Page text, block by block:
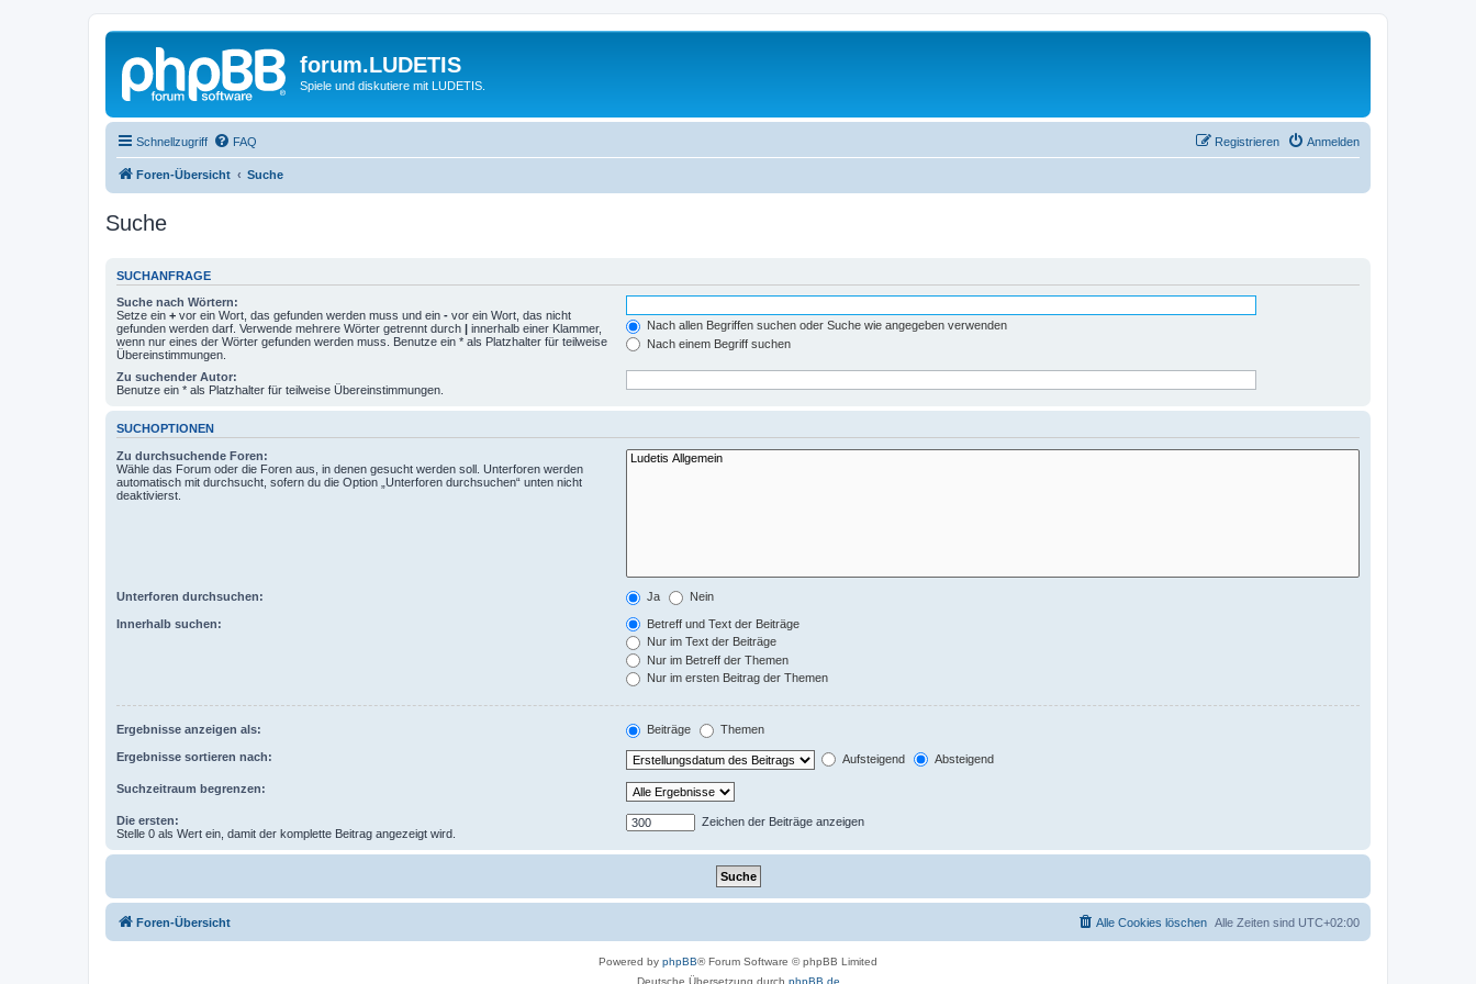
forum.LUDETIS
Spiele und diskutiere mit LUDETIS.
Schnellzugriff FAQ Anmelden
Registrieren
Foren-Übersicht Suche
Suche
SUCHANFRAGE
Suche nach Wörtern:
Setze ein + vor ein Wort, das gefunden werden muss und ein - vor ein Wort, das nicht
gefunden werden darf. Verwende mehrere Wörter getrennt durch | innerhalb einer Klammer,
wenn nur eines der Wörter gefunden werden muss. Benutze ein * als Platzhalter für teilweise
Übereinstimmungen.
Nach allen Begriffen suchen oder Suche wie angegeben verwenden
Nach einem Begriff suchen
Zu suchender Autor:
Benutze ein * als Platzhalter für teilweise Übereinstimmungen.
SUCHOPTIONEN
Zu durchsuchende Foren:
Wähle das Forum oder die Foren aus, in denen gesucht werden soll. Unterforen werden
automatisch mit durchsucht, sofern du die Option „Unterforen durchsuchen“ unten nicht
deaktivierst.
Unterforen durchsuchen: Ja Nein
Innerhalb suchen:
Betreff und Text der Beiträge
Nur im Text der Beiträge
Nur im Betreff der Themen
Nur im ersten Beitrag der Themen
Ergebnisse anzeigen als: Beiträge Themen
Ergebnisse sortieren nach: Aufsteigend Absteigend
Suchzeitraum begrenzen:
Die ersten:
Stelle 0 als Wert ein, damit der komplette Beitrag angezeigt wird.
Zeichen der Beiträge anzeigen
Foren-Übersicht Alle Zeiten sind UTC+02:00
Alle Cookies löschen
Powered by phpBB® Forum Software © phpBB Limited
Deutsche Übersetzung durch phpBB.de